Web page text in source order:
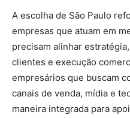
A escolha de São Paulo
empresas que atuam em
precisam alinhar
clientes e execução
empresários que buscam
canais de venda, mídia e
maneira integrada para